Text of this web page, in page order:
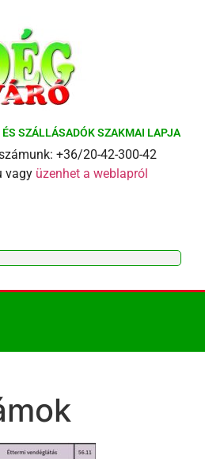
SZÁLLÁSADÓK SZAKMAI LAPJA
+36/20-42-300-42
vagy üzenhet a weblapról